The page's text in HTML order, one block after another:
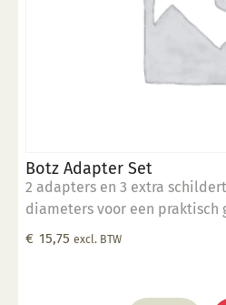
Botz Adapter Set
2 adapters en 3 extra
diameters voor een praktisch
9040 of van de lege flesjesset
€ 15,75 excl. BTW